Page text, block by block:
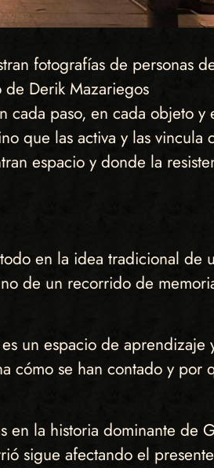
fotografías de personas
Derik Mazariegos
paso, en cada objeto y
que las activa y las vincula
espacio y donde la
en la idea tradicional de
de un recorrido de
un espacio de
cómo se han contado y por
en la historia dominante de
sigue afectando el